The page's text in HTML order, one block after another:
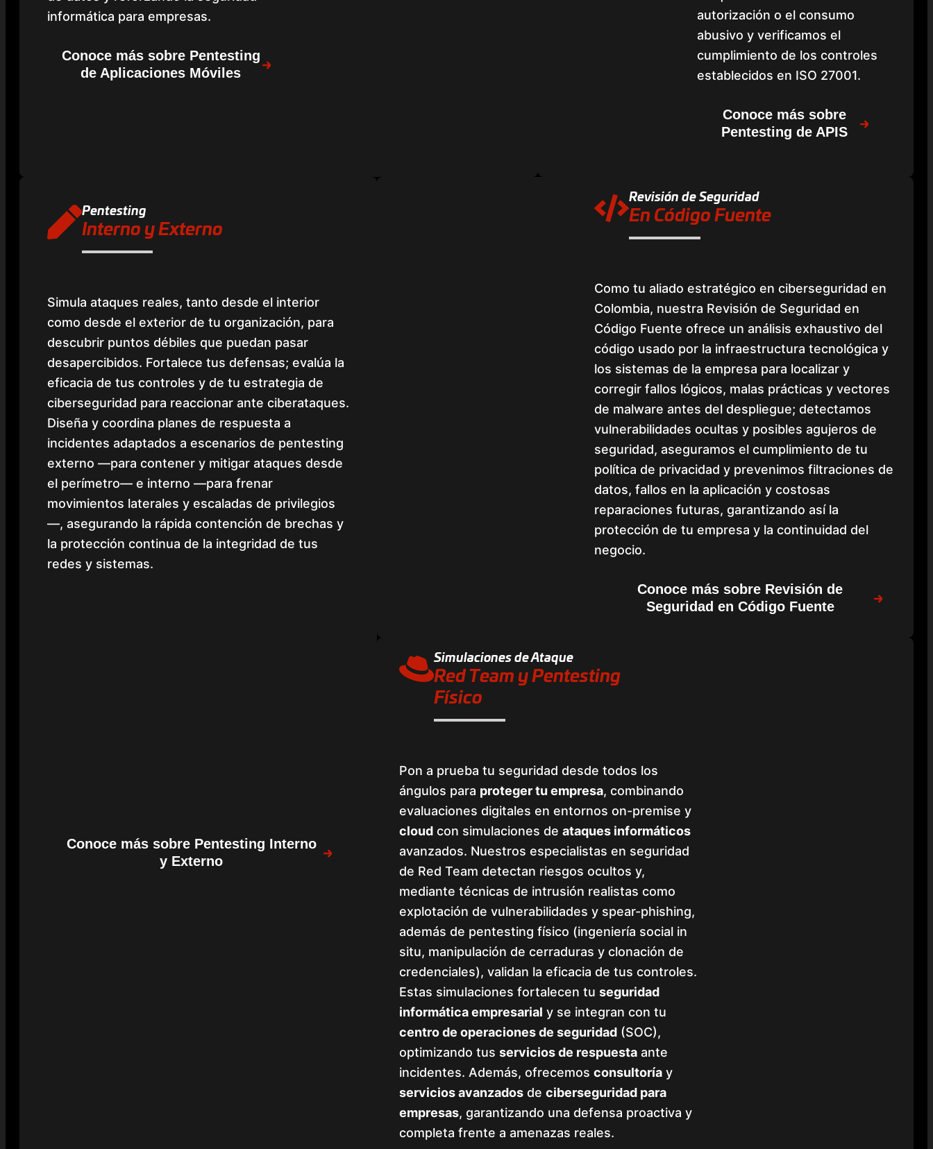
informática para empresas.
Conoce más sobre Pentesting
de Aplicaciones Móviles
autorización o el consumo
abusivo y verificamos el
cumplimiento de los controles
establecidos en ISO 27001.
Conoce más sobre
Pentesting de APIS
Pentesting
Interno y Externo
Simula ataques reales, tanto desde el interior
como desde el exterior de tu organización, para
descubrir puntos débiles que puedan pasar
desapercibidos. Fortalece tus defensas; evalúa la
eficacia de tus controles y de tu estrategia de
ciberseguridad para reaccionar ante ciberataques.
Diseña y coordina planes de respuesta a
incidentes adaptados a escenarios de pentesting
externo —para contener y mitigar ataques desde
el perímetro— e interno —para frenar
movimientos laterales y escaladas de privilegios
—, asegurando la rápida contención de brechas y
la protección continua de la integridad de tus
redes y sistemas.
Conoce más sobre Pentesting Interno
y Externo
Revisión de Seguridad
En Código Fuente
Como tu aliado estratégico en ciberseguridad en
Colombia, nuestra Revisión de Seguridad en
Código Fuente ofrece un análisis exhaustivo del
código usado por la infraestructura tecnológica y
los sistemas de la empresa para localizar y
corregir fallos lógicos, malas prácticas y vectores
de malware antes del despliegue; detectamos
vulnerabilidades ocultas y posibles agujeros de
seguridad, aseguramos el cumplimiento de tu
política de privacidad y prevenimos filtraciones de
datos, fallos en la aplicación y costosas
reparaciones futuras, garantizando así la
protección de tu empresa y la continuidad del
negocio.
Conoce más sobre Revisión de
Seguridad en Código Fuente
Simulaciones de Ataque
Red Team y Pentesting
Físico
Pon a prueba tu seguridad desde todos los
ángulos para proteger tu empresa, combinando
evaluaciones digitales en entornos on-premise y
cloud con simulaciones deataques informáticos
avanzados. Nuestros especialistas en seguridad
de Red Team detectan riesgos ocultos y,
mediante técnicas de intrusión realistas como
explotación de vulnerabilidades y spear-phishing,
además de pentesting físico (ingeniería social in
situ, manipulación de cerraduras y clonación de
credenciales), validan la eficacia de tus controles.
Estas simulaciones fortalecen tuseguridad
informática empresarial y se integran con tu
centro de operaciones de seguridad (SOC),
optimizando tusservicios de respuesta ante
incidentes. Además, ofrecemosconsultoría y
servicios avanzados deciberseguridad para
empresas, garantizando una defensa proactiva y
completa frente a amenazas reales.